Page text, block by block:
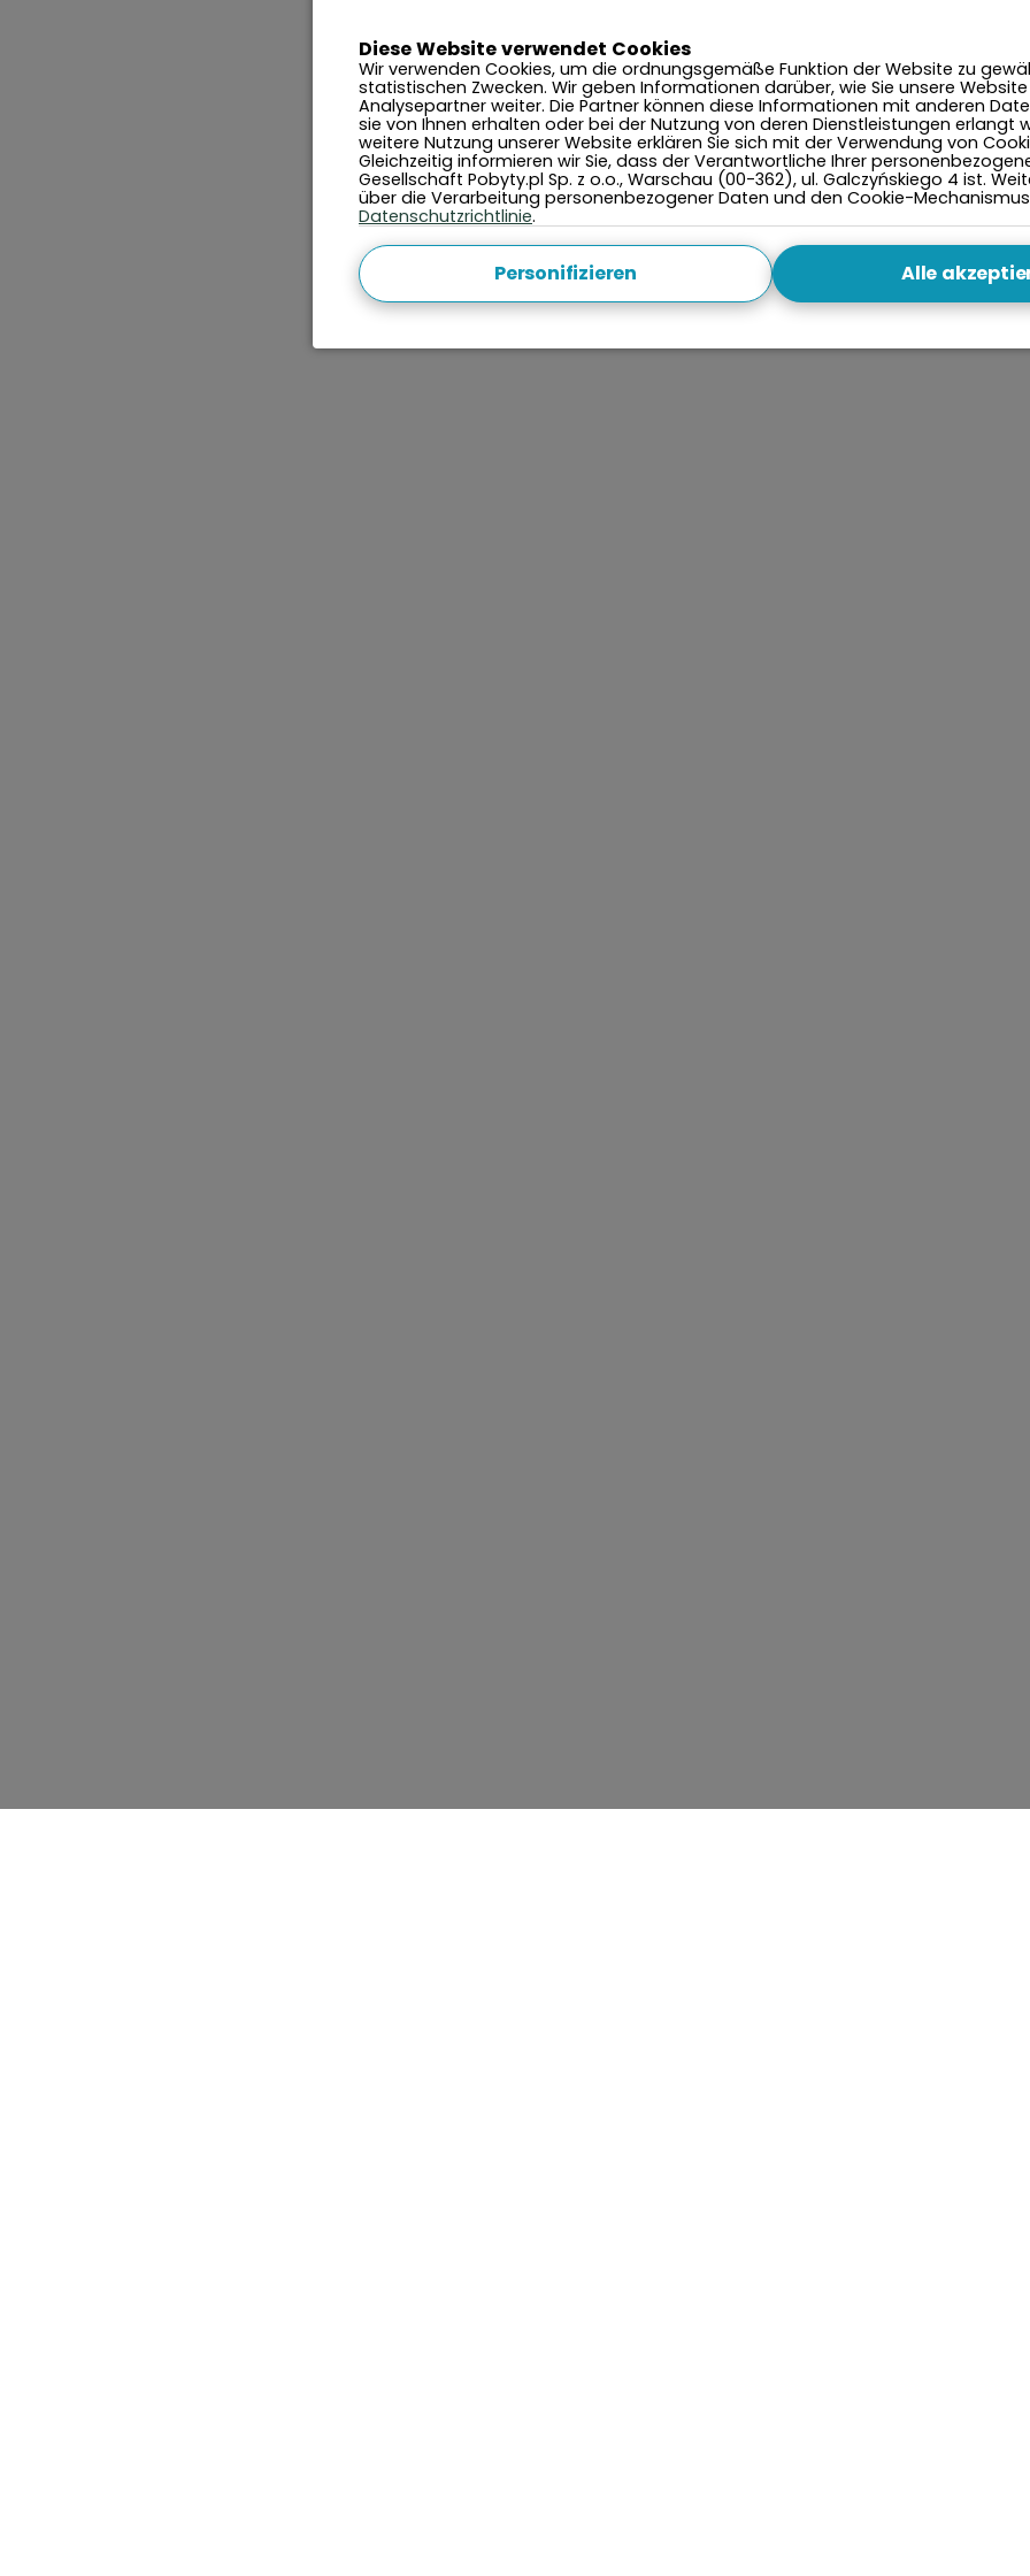
Diese Website verwendet Cookies
Wir verwenden Cookies, um die ordnungsgemäße Funktion der Website zu
statistischen Zwecken. Wir geben Informationen darüber, wie Sie unsere
Analysepartner weiter. Die Partner können diese Informationen mit anderen
sie von Ihnen erhalten oder bei der Nutzung von deren Dienstleistungen erlangt
weitere Nutzung unserer Website erklären Sie sich mit der Verwendung von
Gleichzeitig informieren wir Sie, dass der Verantwortliche Ihrer
Gesellschaft Pobyty.pl Sp. z o.o., Warschau (00-362), ul. Galczyńskiego 4 ist.
über die Verarbeitung personenbezogener Daten und den Cookie-
Datenschutzrichtlinie.
Personifizieren Alle